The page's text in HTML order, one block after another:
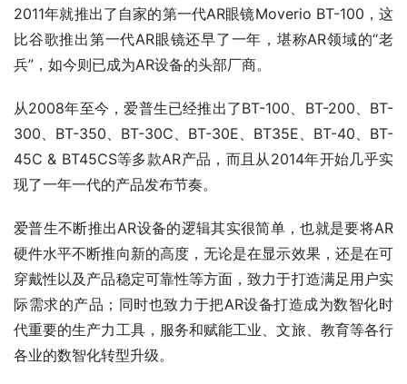
2011年就推出了自家的第一代AR眼镜Moverio BT-100，这
比谷歌推出第一代AR眼镜还早了一年，堪称AR领域的“老
兵”，如今则已成为AR设备的头部厂商。
从2008年至今，爱普生已经推出了BT-100、BT-200、BT-
300、BT-350、BT-30C、BT-30E、BT35E、BT-40、BT-
45C & BT45CS等多款AR产品，而且从2014年开始几乎实
现了一年一代的产品发布节奏。
爱普生不断推出AR设备的逻辑其实很简单，也就是要将AR
硬件水平不断推向新的高度，无论是在显示效果，还是在可
穿戴性以及产品稳定可靠性等方面，致力于打造满足用户实
际需求的产品；同时也致力于把AR设备打造成为数智化时
代重要的生产力工具，服务和赋能工业、文旅、教育等各行
各业的数智化转型升级。